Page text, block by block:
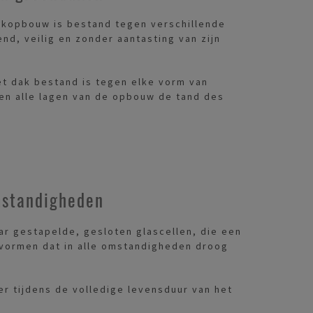
is bestand tegen verschillende
veilig en zonder aantasting van zijn
dak bestand is tegen elke vorm van
alle lagen van de opbouw de tand des
gestapelde, gesloten glascellen, die een
dat in alle omstandigheden droog
tijdens de volledige levensduur van het